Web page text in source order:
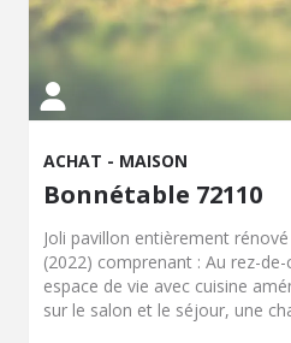
ACHAT - MAISON
Bonnétable 72110
Joli pavillon entièrement
(2022) comprenant : Au rez-
espace de vie avec cuisine
sur le salon et le séjour, une